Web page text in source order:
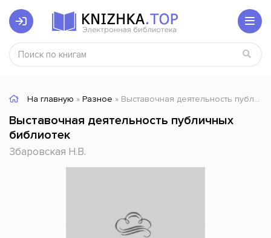
На главную » Разное » Выставочная деятельность публичных библиотек
Выставочная деятельность публичных
библиотек
Збаровская Н.В.